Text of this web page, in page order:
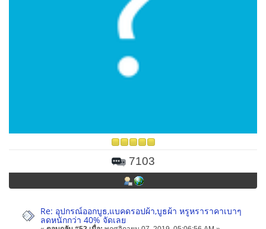
7103
Re: อุปกรณ์ออกบูธ,แบคดรอปผ้า,บูธผ้า หรูหราราคาเบาๆ
ลดหนักกว่า 40% จัดเลย